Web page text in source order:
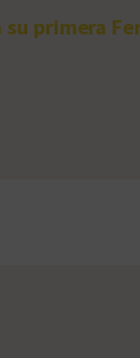
su primera